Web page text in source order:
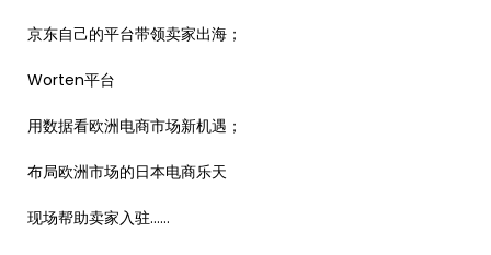
京东自己的平台带领卖家出海；
Worten平台
用数据看欧洲电商市场新机遇；
布局欧洲市场的日本电商乐天
现场帮助卖家入驻……